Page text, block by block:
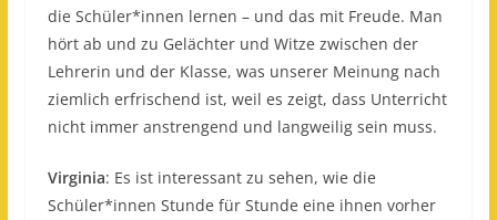
die Schüler*innen lernen – und das mit Freude. Man
hört ab und zu Gelächter und Witze zwischen der
Lehrerin und der Klasse, was unserer Meinung nach
ziemlich erfrischend ist, weil es zeigt, dass Unterricht
nicht immer anstrengend und langweilig sein muss.
Virginia: Es ist interessant zu sehen, wie die
Schüler*innen Stunde für Stunde eine ihnen vorher